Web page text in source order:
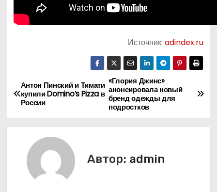
Источник:adindex.ru
Н
а
в
«Глория Джинс»
анонсировала новый
бренд одежды для
подростков
Антон Пинский и Тимати
купили Domino’s Pizza в
России
Автор: admin